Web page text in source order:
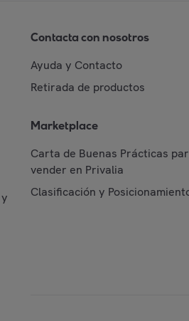
Contacta con nosotros
Ayuda y Contacto
Retirada de productos
Marketplace
Carta de Buenas Prácticas
vender en Privalia
Clasificación y